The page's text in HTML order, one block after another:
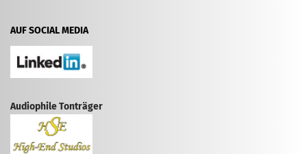
AUF SOCIAL MEDIA
Audiophile Tonträger